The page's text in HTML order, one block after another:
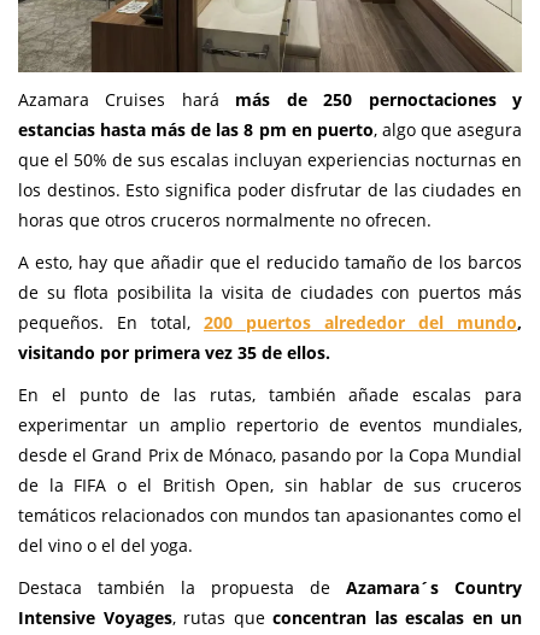
Azamara Cruises hará más de 250 pernoctaciones y
estancias hasta más de las 8 pm en puerto, algo que asegura
que el 50% de sus escalas incluyan experiencias nocturnas en
los destinos. Esto significa poder disfrutar de las ciudades en
horas que otros cruceros normalmente no ofrecen.
A esto, hay que añadir que el reducido tamaño de los barcos
de su flota posibilita la visita de ciudades con puertos más
pequeños. En total, 200 puertos alrededor del mundo,
visitando por primera vez 35 de ellos.
En el punto de las rutas, también añade escalas para
experimentar un amplio repertorio de eventos mundiales,
desde el Grand Prix de Mónaco, pasando por la Copa Mundial
de la FIFA o el British Open, sin hablar de sus cruceros
temáticos relacionados con mundos tan apasionantes como el
del vino o el del yoga.
Destaca también la propuesta de Azamara´s Country
Intensive Voyages, rutas que concentran las escalas en un